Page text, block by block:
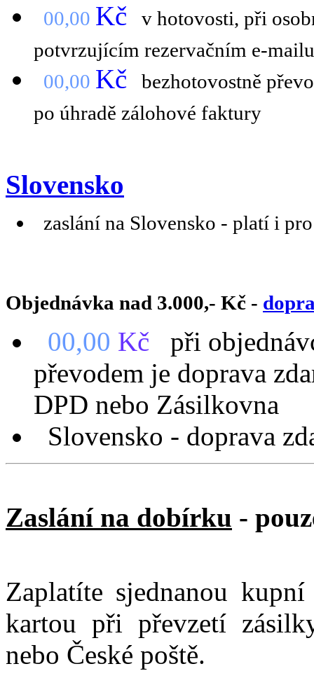
00,00 Kč v hotovosti, při
potvrzujícím rezervačním e-mailu
00,00 Kč bezhotovostně
po úhradě zálohové faktury
Slovensko
zaslání na Slovensko - platí i
Objednávka nad 3.000,- Kč -
00,00 Kč při
převodem je doprava
DPD nebo Zásilkovna
Slovensko - doprava
Zaslání na dobírku -
Zaplatíte sjednanou
kartou při převzetí
nebo České poště.